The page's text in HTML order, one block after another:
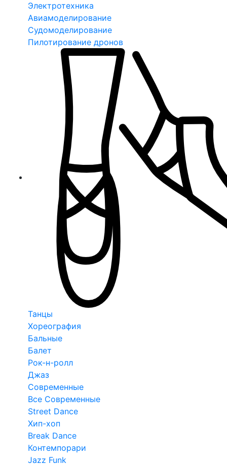
Электротехника
Авиамоделирование
Судомоделирование
Пилотирование дронов
Танцы
Хореография
Бальные
Балет
Рок-н-ролл
Джаз
Современные
Все Современные
Street Dance
Хип-хоп
Break Dance
Контемпорари
Jazz Funk